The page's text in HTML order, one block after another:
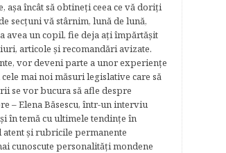
încât să obtineţi ceea ce vă doriţi
secțuni vă stârnim, lună de lună,
avea un copil, fie deja aţi împărtăşit
articole şi recomandări avizate.
vor deveni parte a unor experienţe
mai noi măsuri legislative care să
se vor bucura să afle despre
– Elena Băsescu, într-un interviu
în temă cu ultimele tendinţe în
şi rubricile permanente
cunoscute personalităţi mondene